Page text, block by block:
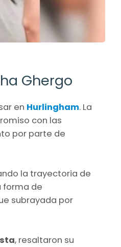
Ghergo
en Hurlingham. La
con las
por parte de
la trayectoria de
forma de
subrayada por
, resaltaron su